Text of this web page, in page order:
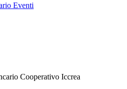
Eventi
Cooperativo Iccrea